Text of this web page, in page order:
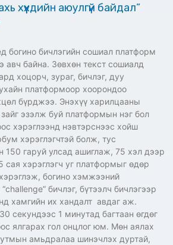
хүүхдийн аюулгүй байдал”
богино бичлэгийн сошиал платформ
авч байна. Зөвхөн текст сошиалд
хоцорч, зураг, бичлэг, дуу
платформоор хоорондоо
бүрджээ. Энэхүү харилцааны
эзэлж буй платформын нэг бол
хэрэглээнд нэвтэрснээс хойш
хэрэглэгчтэй болж, тус
150 гаруй улсад ашиглаж, 75 хэл дээр
сая хэрэглэгч уг платформыг өдөр
богино хэмжээний
бичлэг, бүтээлч бичлэгээр
хамгийн их хандалт авдаг аж.
секундээс 1 минутад багтаан өгдөг
ялгарах гол онцлог юм. Мөн аялах
амьдралаа шинэчлэх дуртай,